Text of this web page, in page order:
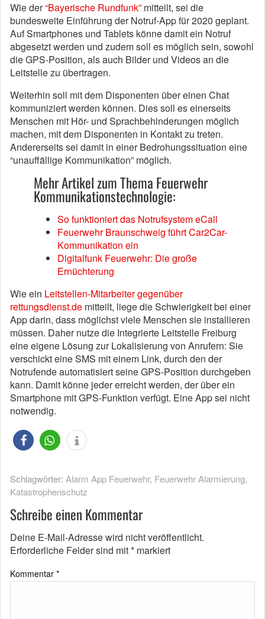
Wie der“Bayerische Rundfunk” mitteilt, sei die
bundesweite Einführung der Notruf-App für 2020 geplant.
Auf Smartphones und Tablets könne damit ein Notruf
abgesetzt werden und zudem soll es möglich sein, sowohl
die GPS-Position, als auch Bilder und Videos an die
Leitstelle zu übertragen.
Weiterhin soll mit dem Disponenten über einen Chat
kommuniziert werden können. Dies soll es einerseits
Menschen mit Hör- und Sprachbehinderungen möglich
machen, mit dem Disponenten in Kontakt zu treten.
Andererseits sei damit in einer Bedrohungssituation eine
“unauffällige Kommunikation” möglich.
Mehr Artikel zum Thema Feuerwehr
Kommunikationstechnologie:
So funktioniert das Notrufsystem eCall
Feuerwehr Braunschweig führt Car2Car-
Kommunikation ein
Digitalfunk Feuerwehr: Die große
Ernüchterung
Wie ein Leitstellen-Mitarbeiter gegenüber
rettungsdienst.de mitteilt, liege die Schwierigkeit bei einer
App darin, dass möglichst viele Menschen sie installieren
müssen. Daher nutze die Integrierte Leitstelle Freiburg
eine eigene Lösung zur Lokalisierung von Anrufern: Sie
verschickt eine SMS mit einem Link, durch den der
Notrufende automatisiert seine GPS-Position durchgeben
kann. Damit könne jeder erreicht werden, der über ein
Smartphone mit GPS-Funktion verfügt. Eine App sei nicht
notwendig.
Schlagwörter: Alarm App Feuerwehr, Feuerwehr Alarmierung,
Katastrophenschutz
Schreibe einen Kommentar
Deine E-Mail-Adresse wird nicht veröffentlicht.
Erforderliche Felder sind mit* markiert
Kommentar *